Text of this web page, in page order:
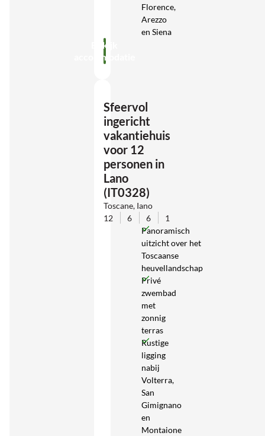
Florence,
Arezzo
en Siena
Bekijk
accommodatie
Sfeervol
ingericht
vakantiehuis
voor 12
personen in
Lano
(IT0328)
Toscane, Iano
12
6 6
1
Panoramisch
uitzicht over het
Toscaanse
heuvellandschap
Privé
zwembad
met
zonnig
terras
Rustige
ligging
nabij
Volterra,
San
Gimignano
en
Montaione